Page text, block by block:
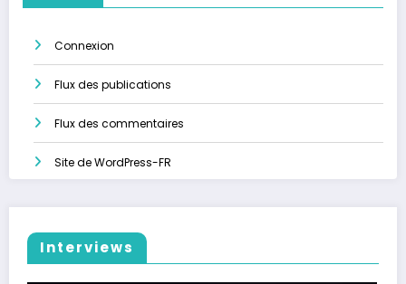
Connexion
Flux des publications
Flux des commentaires
Site de WordPress-FR
Interviews